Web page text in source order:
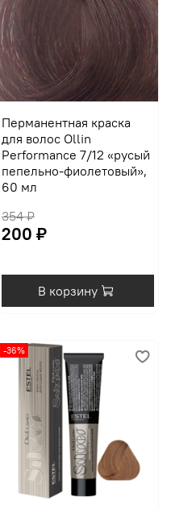
Перманентная краска
для волос Ollin
Performance 7/12 «русый
пепельно-фиолетовый»,
60 мл
354 ₽
200 ₽
В корзину
-36%